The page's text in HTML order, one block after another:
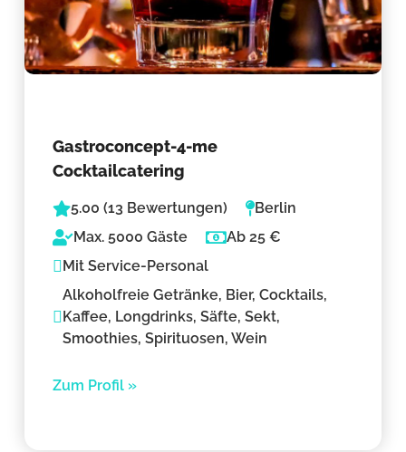
Gastroconcept-4-me
Cocktailcatering
5.00 (13 Bewertungen)
Berlin
Max. 5000 Gäste
Ab 25 €
Mit Service-Personal
Alkoholfreie Getränke, Bier, Cocktails,
Kaffee, Longdrinks, Säfte, Sekt,
Smoothies, Spirituosen, Wein
Zum Profil »